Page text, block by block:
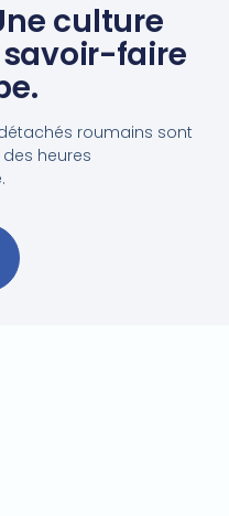
culture
faire
roumains sont
heures